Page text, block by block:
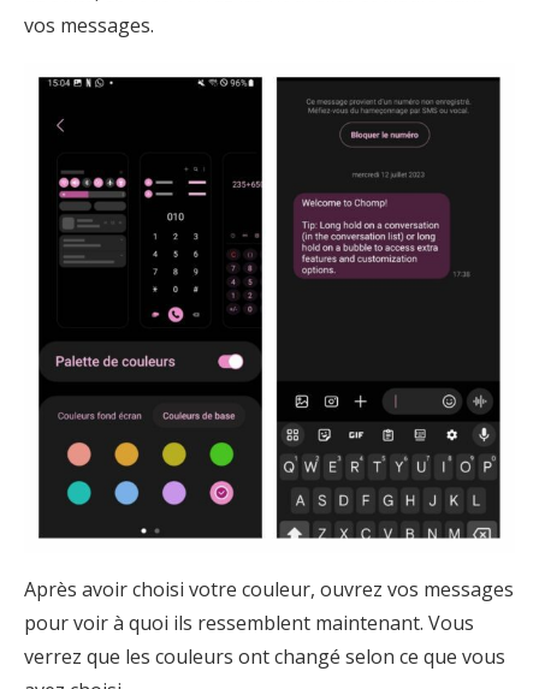
vos messages.
Après avoir choisi votre couleur, ouvrez vos messages
pour voir à quoi ils ressemblent maintenant. Vous
verrez que les couleurs ont changé selon ce que vous